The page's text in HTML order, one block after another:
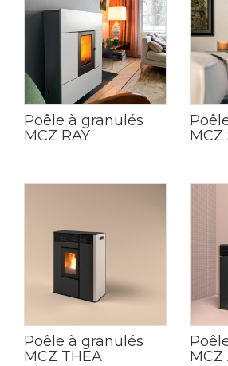
Poêle à granulés
MCZ RAY
MCZ
Poêle à granulés
MCZ THEA
MCZ